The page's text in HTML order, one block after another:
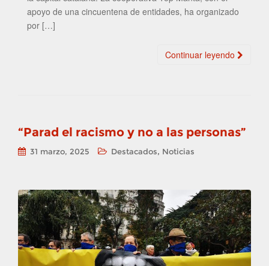
apoyo de una cincuentena de entidades, ha organizado
por […]
Continuar leyendo
“Parad el racismo y no a las personas”
31 marzo, 2025 Destacados, Noticias